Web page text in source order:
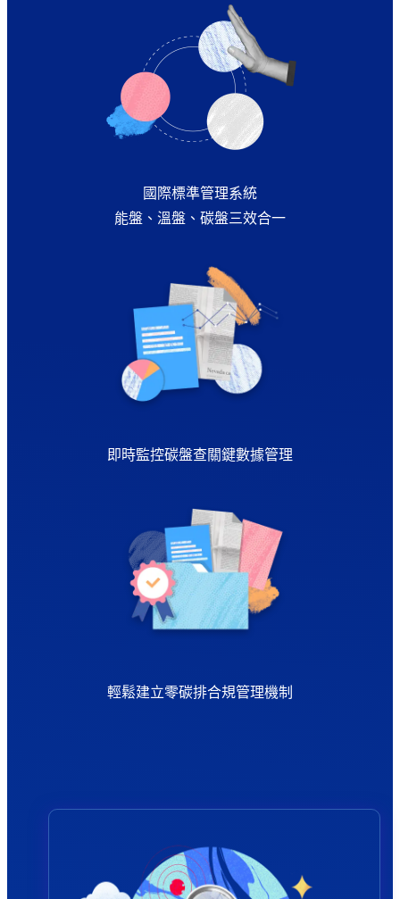
國際標準管理系統
能盤、溫盤、碳盤三效合一
即時監控碳盤查關鍵數據管理
輕鬆建立零碳排合規管理機制